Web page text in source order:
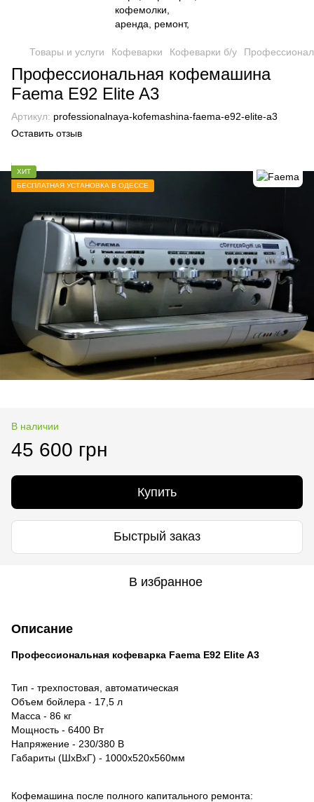
Товары и услуги Кофеварки Кофеварки б/у
Профессиональная кофемашина
Faema E92 Elite A3
Артикул: professionalnaya-kofemashina-faema-e92-elite-a3
Оставить отзыв
ХИТ
БЕСПЛАТНАЯ УСТАНОВКА В ОДЕССЕ
В наличии
45 600 грн
Купить
Быстрый заказ
В избранное
Описание
Профессиональная кофеварка Faema E92 Elite A3
Тип - трехпостовая, автоматическая
Объем бойлера - 17,5 л
Масса - 86 кг
Мощность - 6400 Вт
Напряжение - 230/380 В
Габариты (ШхВхГ) - 1000х520х560мм
Кофемашина после полного капитального ремонта: